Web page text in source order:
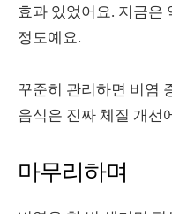
효과 있었어요. 지금은
정도예요.
꾸준히 관리하면 비염
음식은 진짜 체질 개선
마무리하며